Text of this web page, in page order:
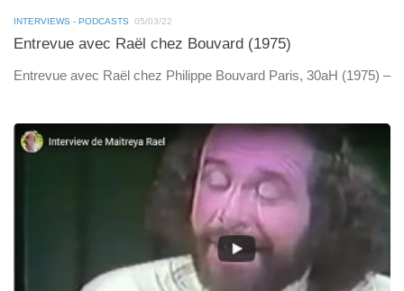
INTERVIEWS - PODCASTS 05/03/22
Entrevue avec Raël chez Bouvard (1975)
Entrevue avec Raël chez Philippe Bouvard Paris, 30aH (1975) –